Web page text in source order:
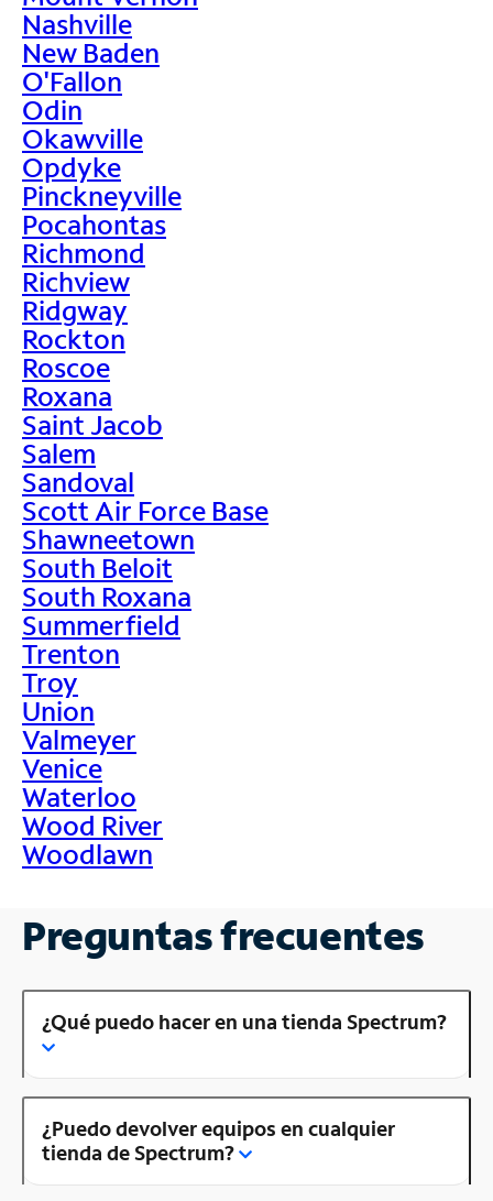
Nashville
New Baden
O'Fallon
Odin
Okawville
Opdyke
Pinckneyville
Pocahontas
Richmond
Richview
Ridgway
Rockton
Roscoe
Roxana
Saint Jacob
Salem
Sandoval
Scott Air Force Base
Shawneetown
South Beloit
South Roxana
Summerfield
Trenton
Troy
Union
Valmeyer
Venice
Waterloo
Wood River
Woodlawn
Preguntas frecuentes
¿Qué puedo hacer en una tienda Spectrum?
¿Puedo devolver equipos en cualquier
tienda de Spectrum?